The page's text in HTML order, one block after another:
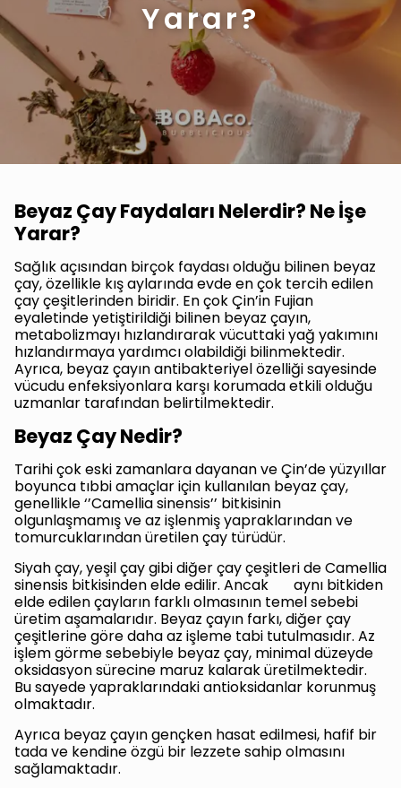
Yarar?
Beyaz Çay Faydaları Nelerdir? Ne İşe
Yarar?
Sağlık açısından birçok faydası olduğu bilinen beyaz
çay, özellikle kış aylarında evde en çok tercih edilen
çay çeşitlerinden biridir. En çok Çin’in Fujian
eyaletinde yetiştirildiği bilinen beyaz çayın,
metabolizmayı hızlandırarak vücuttaki yağ yakımını
hızlandırmaya yardımcı olabildiği bilinmektedir.
Ayrıca, beyaz çayın antibakteriyel özelliği sayesinde
vücudu enfeksiyonlara karşı korumada etkili olduğu
uzmanlar tarafından belirtilmektedir.
Beyaz Çay Nedir?
Tarihi çok eski zamanlara dayanan ve Çin’de yüzyıllar
boyunca tıbbi amaçlar için kullanılan beyaz çay,
genellikle ‘’Camellia sinensis’’ bitkisinin
olgunlaşmamış ve az işlenmiş yapraklarından ve
tomurcuklarından üretilen çay türüdür.
Siyah çay, yeşil çay gibi diğer çay çeşitleri de Camellia
sinensis bitkisinden elde edilir. Ancak aynı bitkiden
elde edilen çayların farklı olmasının temel sebebi
üretim aşamalarıdır. Beyaz çayın farkı, diğer çay
çeşitlerine göre daha az işleme tabi tutulmasıdır. Az
işlem görme sebebiyle beyaz çay, minimal düzeyde
oksidasyon sürecine maruz kalarak üretilmektedir.
Bu sayede yapraklarındaki antioksidanlar korunmuş
olmaktadır.
Ayrıca beyaz çayın gençken hasat edilmesi, hafif bir
tada ve kendine özgü bir lezzete sahip olmasını
sağlamaktadır.